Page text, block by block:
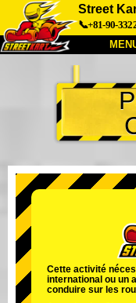
Street
📞+81-90-
À Propos
Accès
Tokyo Akihabara#2
Tokyo Shibuya
Tokyo Asakusa
Cette activité
international ou un
conduire sur les